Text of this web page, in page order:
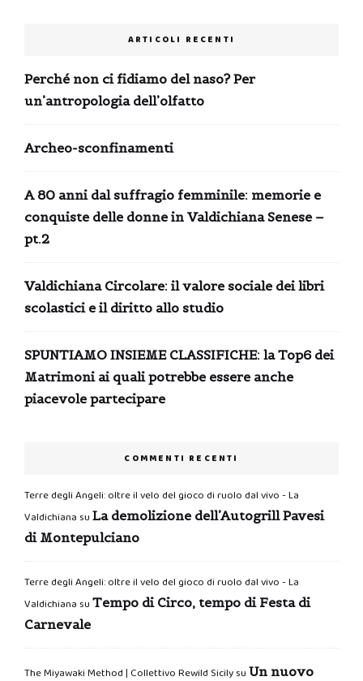
ARTICOLI RECENTI
Perché non ci fidiamo del naso? Per
un’antropologia dell’olfatto
Archeo-sconfinamenti
A 80 anni dal suffragio femminile: memorie e
conquiste delle donne in Valdichiana Senese –
pt.2
Valdichiana Circolare: il valore sociale dei libri
scolastici e il diritto allo studio
SPUNTIAMO INSIEME CLASSIFICHE: la Top6 dei
Matrimoni ai quali potrebbe essere anche
piacevole partecipare
COMMENTI RECENTI
Terre degli Angeli: oltre il velo del gioco di ruolo dal vivo - La
Valdichiana su La demolizione dell’Autogrill Pavesi
di Montepulciano
Terre degli Angeli: oltre il velo del gioco di ruolo dal vivo - La
Valdichiana su Tempo di Circo, tempo di Festa di
Carnevale
The Miyawaki Method | Collettivo Rewild Sicilysu Un nuovo